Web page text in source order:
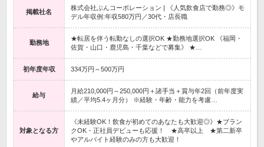
掲載社名
株式会社ぶんコーポレーション | 《人気飲食店で勤務◎》モ
デル年収例:年収580万円／30代・店長職
勤務地
★転居を伴う転勤なしの選択OK ★勤務地選択OK 《福岡・
佐賀・山口・鹿児島・千葉などで募集》 ★…
初年度年収 334万円～500万円
給与
月給210,000円～250,000円＋諸手当＋賞与年2回（前年度実
績／平均5.4ヶ月分） ※経験・年齢・能力を考慮…
対象となる方
《未経験OK！飲食が初めてのあなたも大歓迎◎》★ブラン
クOK・正社員デビューも応援！ ★高卒以上 ★第二新卒
やアルバイト経験のみの方も大歓迎！